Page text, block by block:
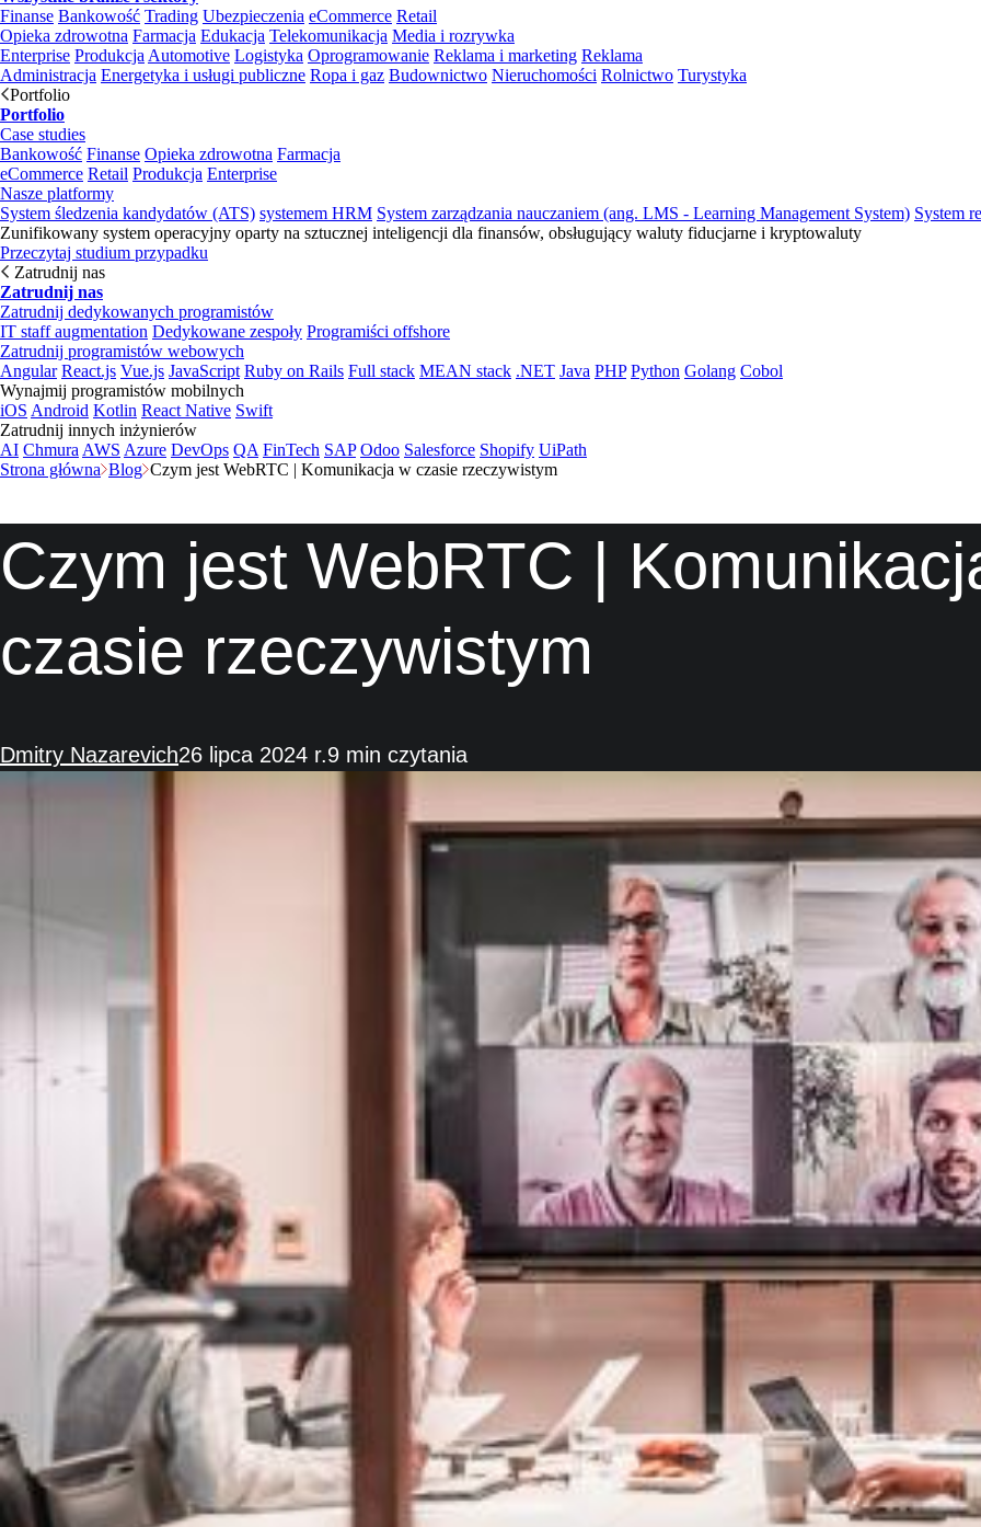
Finanse Bankowość Trading Ubezpieczenia eCommerce Retail
Opieka zdrowotna Farmacja Edukacja Telekomunikacja Media i rozrywka
Enterprise Produkcja Automotive Logistyka Oprogramowanie Reklama i marketing Reklama
Administracja Energetyka i usługi publiczne Ropa i gaz Budownictwo Nieruchomości Rolnictwo Turystyka
Portfolio
Portfolio
Case studies
Bankowość Finanse Opieka zdrowotna Farmacja
eCommerce Retail Produkcja Enterprise
Nasze platformy
System śledzenia kandydatów (ATS) systemem HRM System zarządzania nauczaniem (ang. LMS - Learning Management System) System
Zunifikowany system operacyjny oparty na sztucznej inteligencji dla finansów, obsługujący waluty fiducjarne i kryptowaluty
Przeczytaj studium przypadku
Zatrudnij nas
Zatrudnij nas
Zatrudnij dedykowanych programistów
IT staff augmentation Dedykowane zespoły Programiści offshore
Zatrudnij programistów webowych
Angular React.js Vue.js JavaScript Ruby on Rails Full stack MEAN stack .NET Java PHP Python Golang Cobol
Wynajmij programistów mobilnych
iOS Android Kotlin React Native Swift
Zatrudnij innych inżynierów
AI Chmura AWS Azure DevOps QA FinTech SAP Odoo Salesforce Shopify UiPath
Strona główna Blog Czym jest WebRTC | Komunikacja w czasie rzeczywistym
Czym jest WebRTC |
czasie rzeczywistym
Dmitry Nazarevich26 lipca 2024 r.9 min czytania